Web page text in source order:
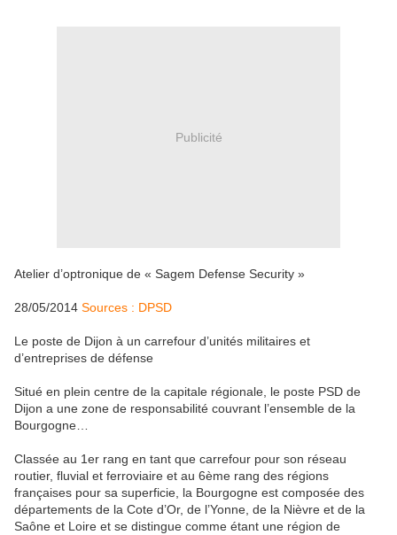
Publicité
Atelier d’optronique de « Sagem Defense Security »
28/05/2014 Sources : DPSD
Le poste de Dijon à un carrefour d’unités militaires et
d’entreprises de défense
Situé en plein centre de la capitale régionale, le poste PSD de
Dijon a une zone de responsabilité couvrant l’ensemble de la
Bourgogne…
Classée au 1er rang en tant que carrefour pour son réseau
routier, fluvial et ferroviaire et au 6ème rang des régions
françaises pour sa superficie, la Bourgogne est composée des
départements de la Cote d’Or, de l’Yonne, de la Nièvre et de la
Saône et Loire et se distingue comme étant une région de